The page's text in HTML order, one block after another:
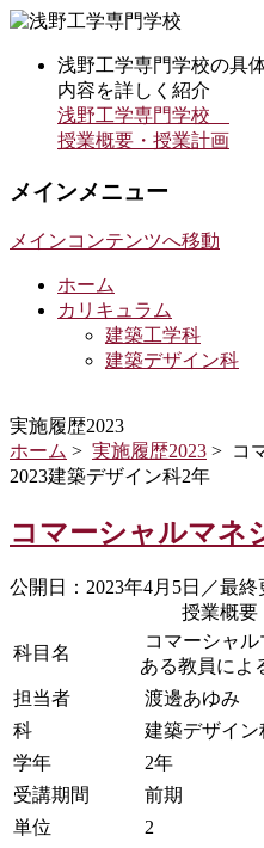
浅野工学専門学校の具
内容を詳しく紹介
浅野工学専門学校
授業概要・授業計画
メインメニュー
メインコンテンツへ移動
ホーム
カリキュラム
建築工学科
建築デザイン科
実施履歴2023
ホーム > 実施履歴2023 > コ
2023建築デザイン科2年
コマーシャルマネ
公開日：2023年4月5日／最終
授業概要
科目名
コマーシャ
ある教員によ
担当者
渡邊あゆみ
科
建築デザイン
学年
2年
受講期間
前期
単位
2